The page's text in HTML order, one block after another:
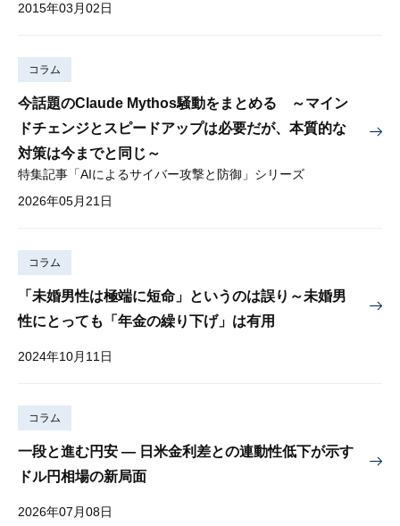
2015年03月02日
コラム
今話題のClaude Mythos騒動をまとめる ～マイン
ドチェンジとスピードアップは必要だが、本質的な
対策は今までと同じ～
特集記事「AIによるサイバー攻撃と防御」シリーズ
2026年05月21日
コラム
「未婚男性は極端に短命」というのは誤り～未婚男
性にとっても「年金の繰り下げ」は有用
2024年10月11日
コラム
一段と進む円安 — 日米金利差との連動性低下が示す
ドル円相場の新局面
2026年07月08日